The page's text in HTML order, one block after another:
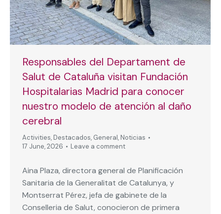
Responsables del Departament de
Salut de Cataluña visitan Fundación
Hospitalarias Madrid para conocer
nuestro modelo de atención al daño
cerebral
Activities, Destacados, General, Noticias
17 June, 2026
Leave a comment
Aina Plaza, directora general de Planificación
Sanitaria de la Generalitat de Catalunya, y
Montserrat Pérez, jefa de gabinete de la
Conselleria de Salut, conocieron de primera